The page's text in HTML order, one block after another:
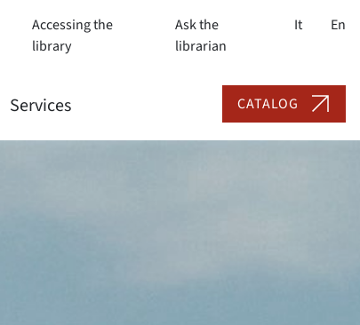
Accessing the
library
Ask the
librarian
It En
Services CATALOG